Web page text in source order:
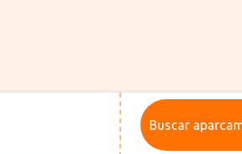
Buscar